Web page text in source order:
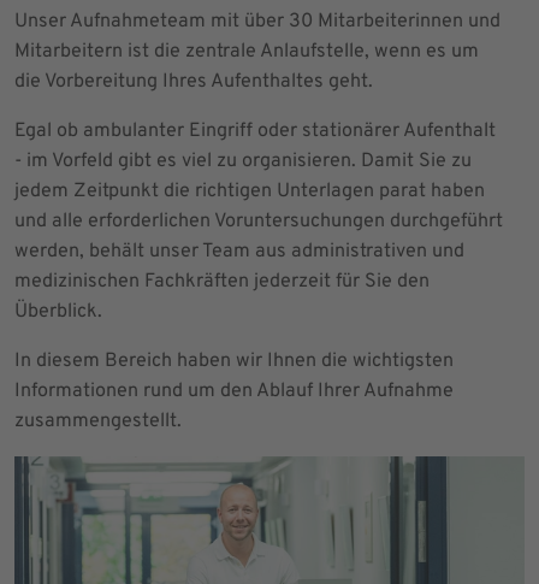
Unser Aufnahmeteam mit über 30 Mitarbeiterinnen und
Mitarbeitern ist die zentrale Anlaufstelle, wenn es um
die Vorbereitung Ihres Aufenthaltes geht.
Egal ob ambulanter Eingriff oder stationärer Aufenthalt
- im Vorfeld gibt es viel zu organisieren. Damit Sie zu
jedem Zeitpunkt die richtigen Unterlagen parat haben
und alle erforderlichen Voruntersuchungen durchgeführt
werden, behält unser Team aus administrativen und
medizinischen Fachkräften jederzeit für Sie den
Überblick.
In diesem Bereich haben wir Ihnen die wichtigsten
Informationen rund um den Ablauf Ihrer Aufnahme
zusammengestellt.